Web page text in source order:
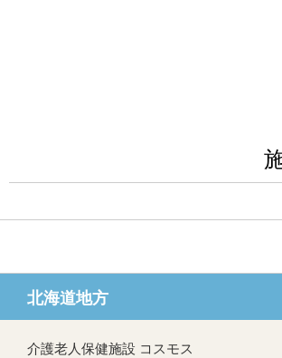
北海道地方
介護老人保健施設 コスモス